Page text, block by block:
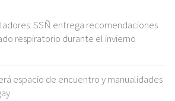
SSÑ entrega recomendaciones
respiratorio durante el invierno
espacio de encuentro y manualidades